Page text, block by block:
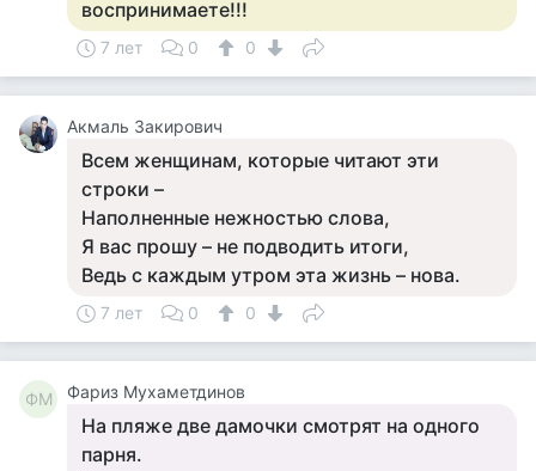
воспринимаете!!!
7 лет 0 0
Акмаль Закирович
Всем женщинам, которые читают эти
строки –
Наполненные нежностью слова,
Я вас прошу – не подводить итоги,
Ведь с каждым утром эта жизнь – нова.
7 лет 0 0
ФМ Фариз Мухаметдинов
На пляже две дамочки смотрят на одного
парня.